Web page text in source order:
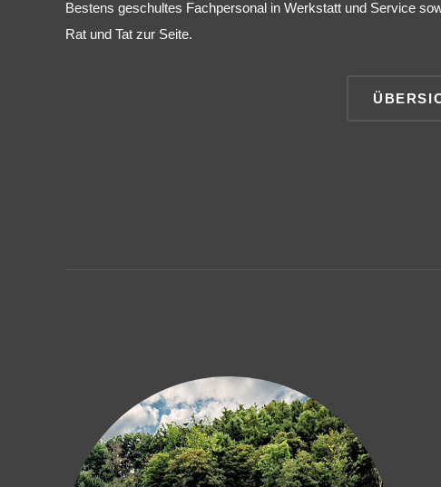
Bestens geschultes Fachpersonal in Werkstatt und Service
Rat und Tat zur Seite.